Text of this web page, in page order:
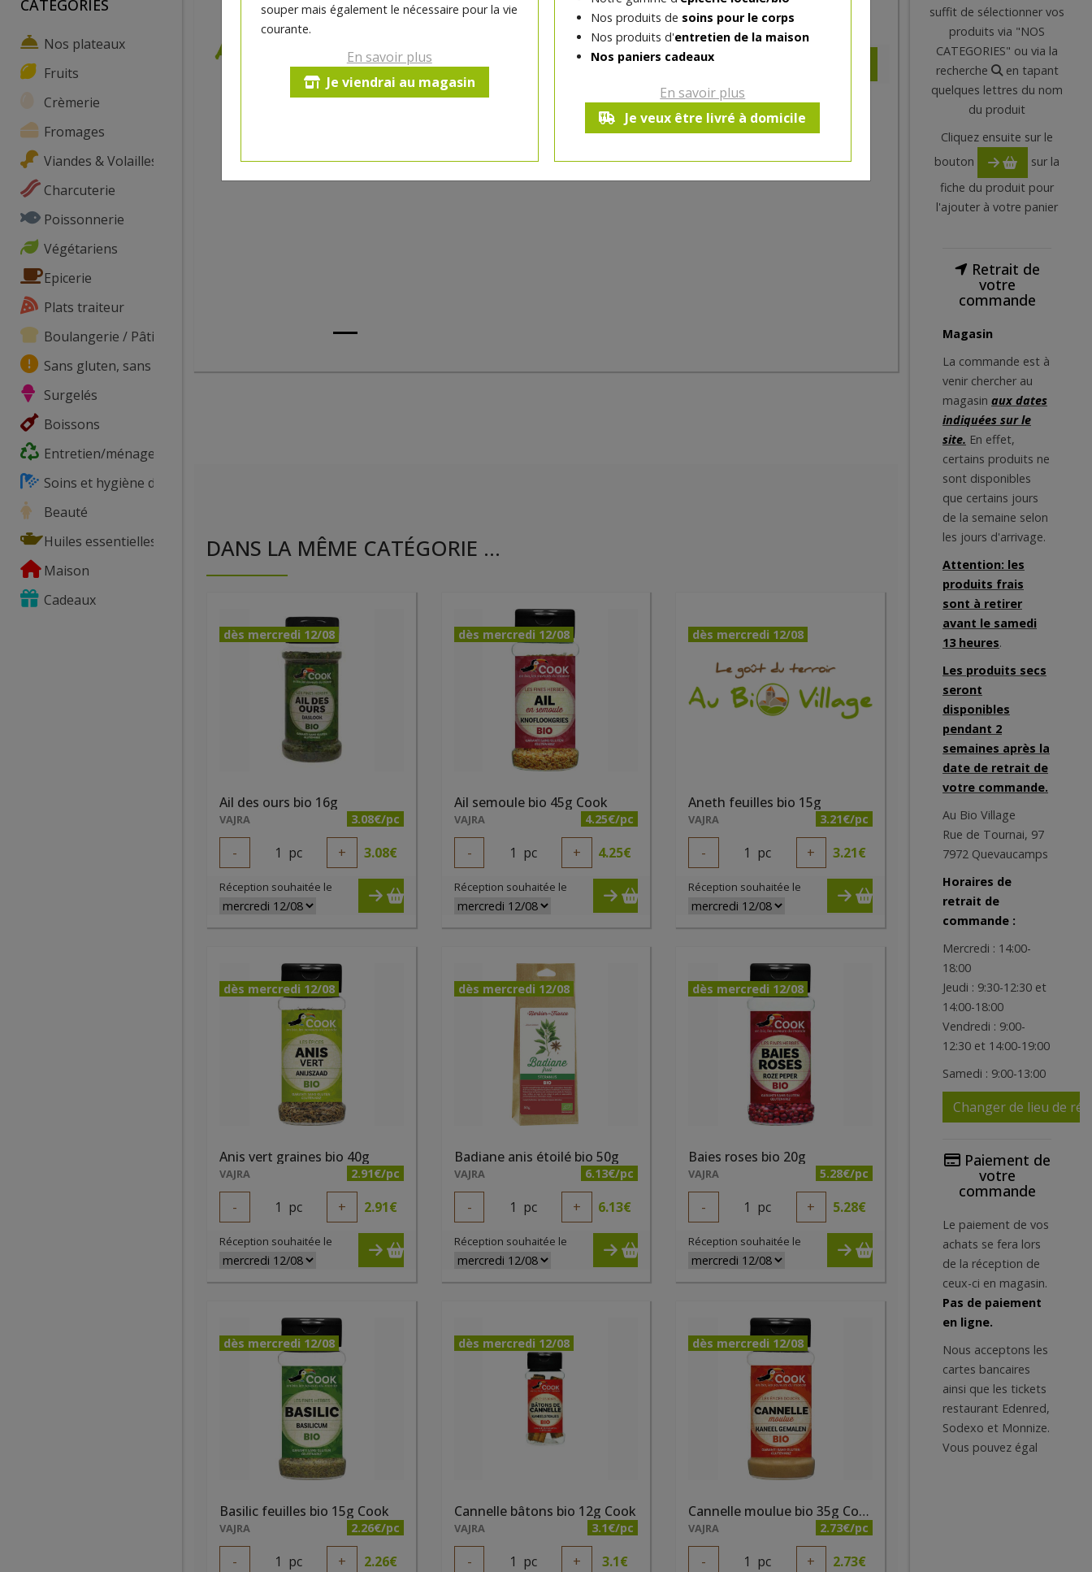
CATEGORIES
Nos plateaux
Fruits
Crèmerie
Fromages
Viandes & Volailles
Charcuterie
Poissonnerie
Végétariens
Epicerie
Plats traiteur
Boulangerie / Pâtisserie
Sans gluten, sans lactose, ...
Surgelés
Boissons
Entretien/ménage
Soins et hygiène du corps
Beauté
Huiles essentielles
Maison
Cadeaux
souper mais également le nécessaire pour la vie
courante.
En savoir plus
Je viendrai au magasin
Nos produits de soins pour le corps
Nos produits d'entretien de la maison
Nos paniers cadeaux
En savoir plus
Je veux être livré à domicile
1 pc +
Réception souhaitée le
DANS LA MÊME CATÉGORIE ...
dès mercredi 12/08
Ail des ours bio 16g
VAJRA 3.08€/pc
- 1 pc + 3.08€
Réception souhaitée le
dès mercredi 12/08
Ail semoule bio 45g Cook
VAJRA 4.25€/pc
- 1 pc + 4.25€
Réception souhaitée le
dès mercredi 12/08
Aneth feuilles bio 15g
VAJRA 3.21€/pc
- 1 pc + 3.21€
Réception souhaitée le
dès mercredi 12/08
Anis vert graines bio 40g
VAJRA 2.91€/pc
- 1 pc + 2.91€
Réception souhaitée le
dès mercredi 12/08
Badiane anis étoilé bio 50g
VAJRA 6.13€/pc
- 1 pc + 6.13€
Réception souhaitée le
dès mercredi 12/08
Baies roses bio 20g
VAJRA 5.28€/pc
- 1 pc + 5.28€
Réception souhaitée le
dès mercredi 12/08
Basilic feuilles bio 15g Cook
VAJRA 2.26€/pc
- 1 pc + 2.26€
dès mercredi 12/08
Cannelle bâtons bio 12g Cook
VAJRA 3.1€/pc
- 1 pc + 3.1€
dès mercredi 12/08
Cannelle moulue bio 35g Cook
VAJRA 2.73€/pc
- 1 pc + 2.73€
suffit de sélectionner vos
produits via "NOS
CATEGORIES" ou via la
recherche
en tapant
quelques lettres du nom
du produit
Cliquez ensuite sur le
bouton
sur la
fiche du produit pour
l'ajouter à votre panier
Retrait de
votre
commande
Magasin
La commande est à
venir chercher au
magasin aux dates
indiquées sur le
site. En effet,
certains produits ne
sont disponibles
que certains jours
de la semaine selon
les jours d'arrivage.
Attention: les
produits frais
sont à retirer
avant le samedi
13 heures.
Les produits secs
seront
disponibles
pendant 2
semaines après la
date de retrait de
votre commande.
Au Bio Village
Rue de Tournai, 97
7972 Quevaucamps
Horaires de
retrait de
commande :
Mercredi : 14:00-
18:00
Jeudi : 9:30-12:30 et
14:00-18:00
Vendredi : 9:00-
12:30 et 14:00-19:00
Samedi : 9:00-13:00
Changer de lieu de
Paiement de
votre
commande
Le paiement de vos
achats se fera lors
de la réception de
ceux-ci en magasin.
Pas de paiement
en ligne.
Nous acceptons les
cartes bancaires
ainsi que les tickets
restaurant Edenred,
Sodexo et Monnize.
Vous pouvez égal